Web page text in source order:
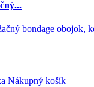
Nákupný košík